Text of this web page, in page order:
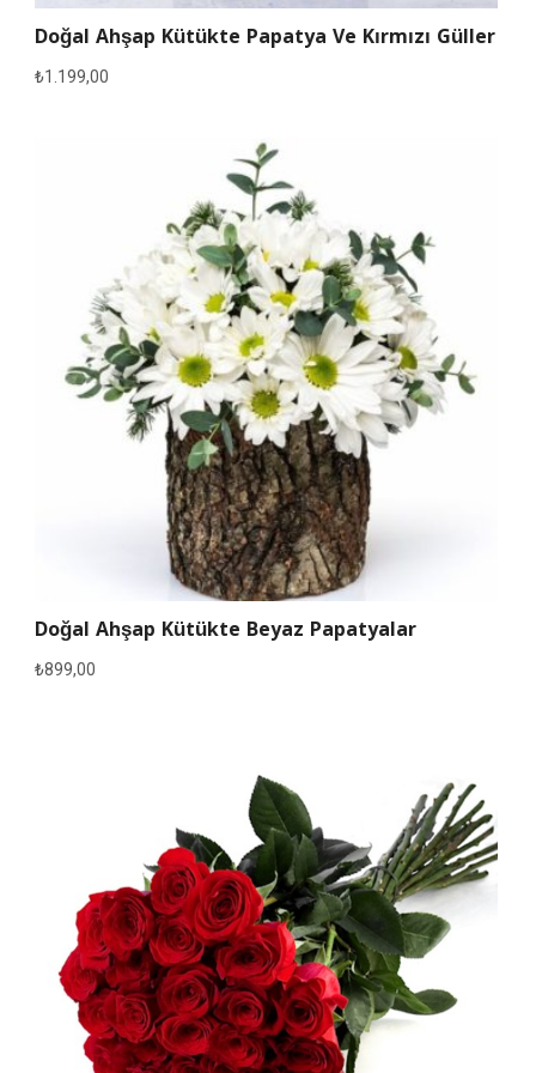
Doğal Ahşap Kütükte Papatya Ve Kırmızı Güller
₺1.199,00
Doğal Ahşap Kütükte Beyaz Papatyalar
₺899,00